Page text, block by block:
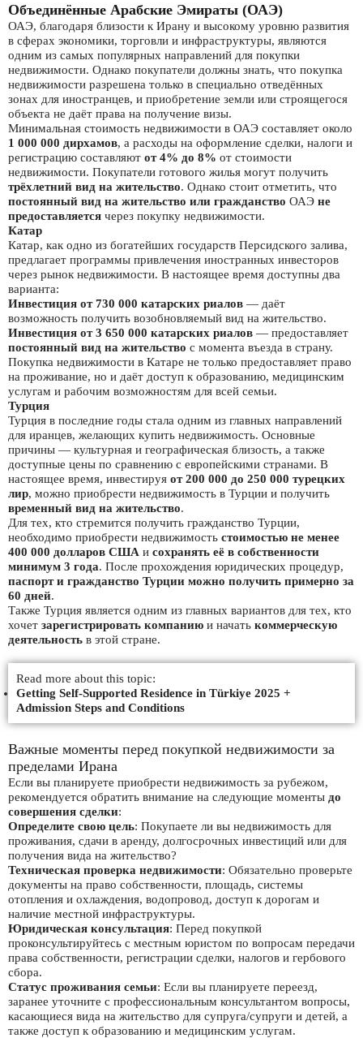
Объединённые Арабские Эмираты (ОАЭ)
ОАЭ, благодаря близости к Ирану и высокому уровню развития
в сферах экономики, торговли и инфраструктуры, являются
одним из самых популярных направлений для покупки
недвижимости. Однако покупатели должны знать, что покупка
недвижимости разрешена только в специально отведённых
зонах для иностранцев, и приобретение земли или строящегося
объекта не даёт права на получение визы.
Минимальная стоимость недвижимости в ОАЭ составляет около
1 000 000 дирхамов, а расходы на оформление сделки, налоги и
регистрацию составляют от 4% до 8% от стоимости
недвижимости. Покупатели готового жилья могут получить
трёхлетний вид на жительство. Однако стоит отметить, что
постоянный вид на жительство или гражданство ОАЭ не
предоставляется через покупку недвижимости.
Катар
Катар, как одно из богатейших государств Персидского залива,
предлагает программы привлечения иностранных инвесторов
через рынок недвижимости. В настоящее время доступны два
варианта:
Инвестиция от 730 000 катарских риалов — даёт
возможность получить возобновляемый вид на жительство.
Инвестиция от 3 650 000 катарских риалов — предоставляет
постоянный вид на жительство с момента въезда в страну.
Покупка недвижимости в Катаре не только предоставляет право
на проживание, но и даёт доступ к образованию, медицинским
услугам и рабочим возможностям для всей семьи.
Турция
Турция в последние годы стала одним из главных направлений
для иранцев, желающих купить недвижимость. Основные
причины — культурная и географическая близость, а также
доступные цены по сравнению с европейскими странами. В
настоящее время, инвестируя от 200 000 до 250 000 турецких
лир, можно приобрести недвижимость в Турции и получить
временный вид на жительство.
Для тех, кто стремится получить гражданство Турции,
необходимо приобрести недвижимость стоимостью не менее
400 000 долларов США и сохранять её в собственности
минимум 3 года. После прохождения юридических процедур,
паспорт и гражданство Турции можно получить примерно за
60 дней.
Также Турция является одним из главных вариантов для тех, кто
хочет зарегистрировать компанию и начать коммерческую
деятельность в этой стране.
Read more about this topic:
Getting Self-Supported Residence in Türkiye 2025 +
Admission Steps and Conditions
Важные моменты перед покупкой недвижимости за
пределами Ирана
Если вы планируете приобрести недвижимость за рубежом,
рекомендуется обратить внимание на следующие моменты до
совершения сделки:
Определите свою цель: Покупаете ли вы недвижимость для
проживания, сдачи в аренду, долгосрочных инвестиций или для
получения вида на жительство?
Техническая проверка недвижимости: Обязательно проверьте
документы на право собственности, площадь, системы
отопления и охлаждения, водопровод, доступ к дорогам и
наличие местной инфраструктуры.
Юридическая консультация: Перед покупкой
проконсультируйтесь с местным юристом по вопросам передачи
права собственности, регистрации сделки, налогов и гербового
сбора.
Статус проживания семьи: Если вы планируете переезд,
заранее уточните с профессиональным консультантом вопросы,
касающиеся вида на жительство для супруга/супруги и детей, а
также доступ к образованию и медицинским услугам.